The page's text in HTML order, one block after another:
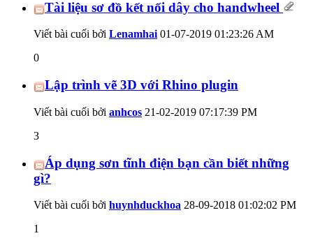
Tài liệu sơ đồ kết nối dây cho handwheel
Viết bài cuối bởi Lenamhai01-07-2019 01:23:26 AM
0
Lập trình vẽ 3D với Rhino plugin
Viết bài cuối bởi anhcos 21-02-2019 07:17:39 PM
3
Áp dụng sơn tĩnh điện bạn cần biết những
gì?
Viết bài cuối bởi huynhduckhoa 28-09-2018 01:02:02 PM
1